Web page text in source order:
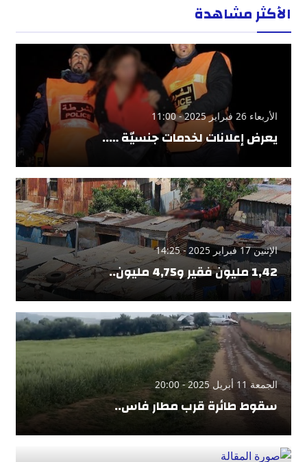
الأكثر مشاهدة
الأربعاء 26 فبراير 2025 - 11:00
يعرض إعلانات لخدمات جنسيّة …..
الإثنين 17 فبراير 2025 - 14:25
1,42 مليون فقير و4,75 مليون..
الجمعة 11 أبريل 2025 - 20:00
سقوط طائرة قرب مطار فاس..